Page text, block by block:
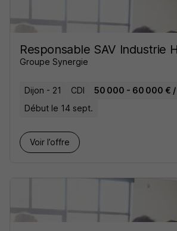
Responsable SAV Industrie
Groupe Synergie
Dijon - 21 CDI
50 000 - 60 000 € /
Début le 14 sept.
Voir l’offre